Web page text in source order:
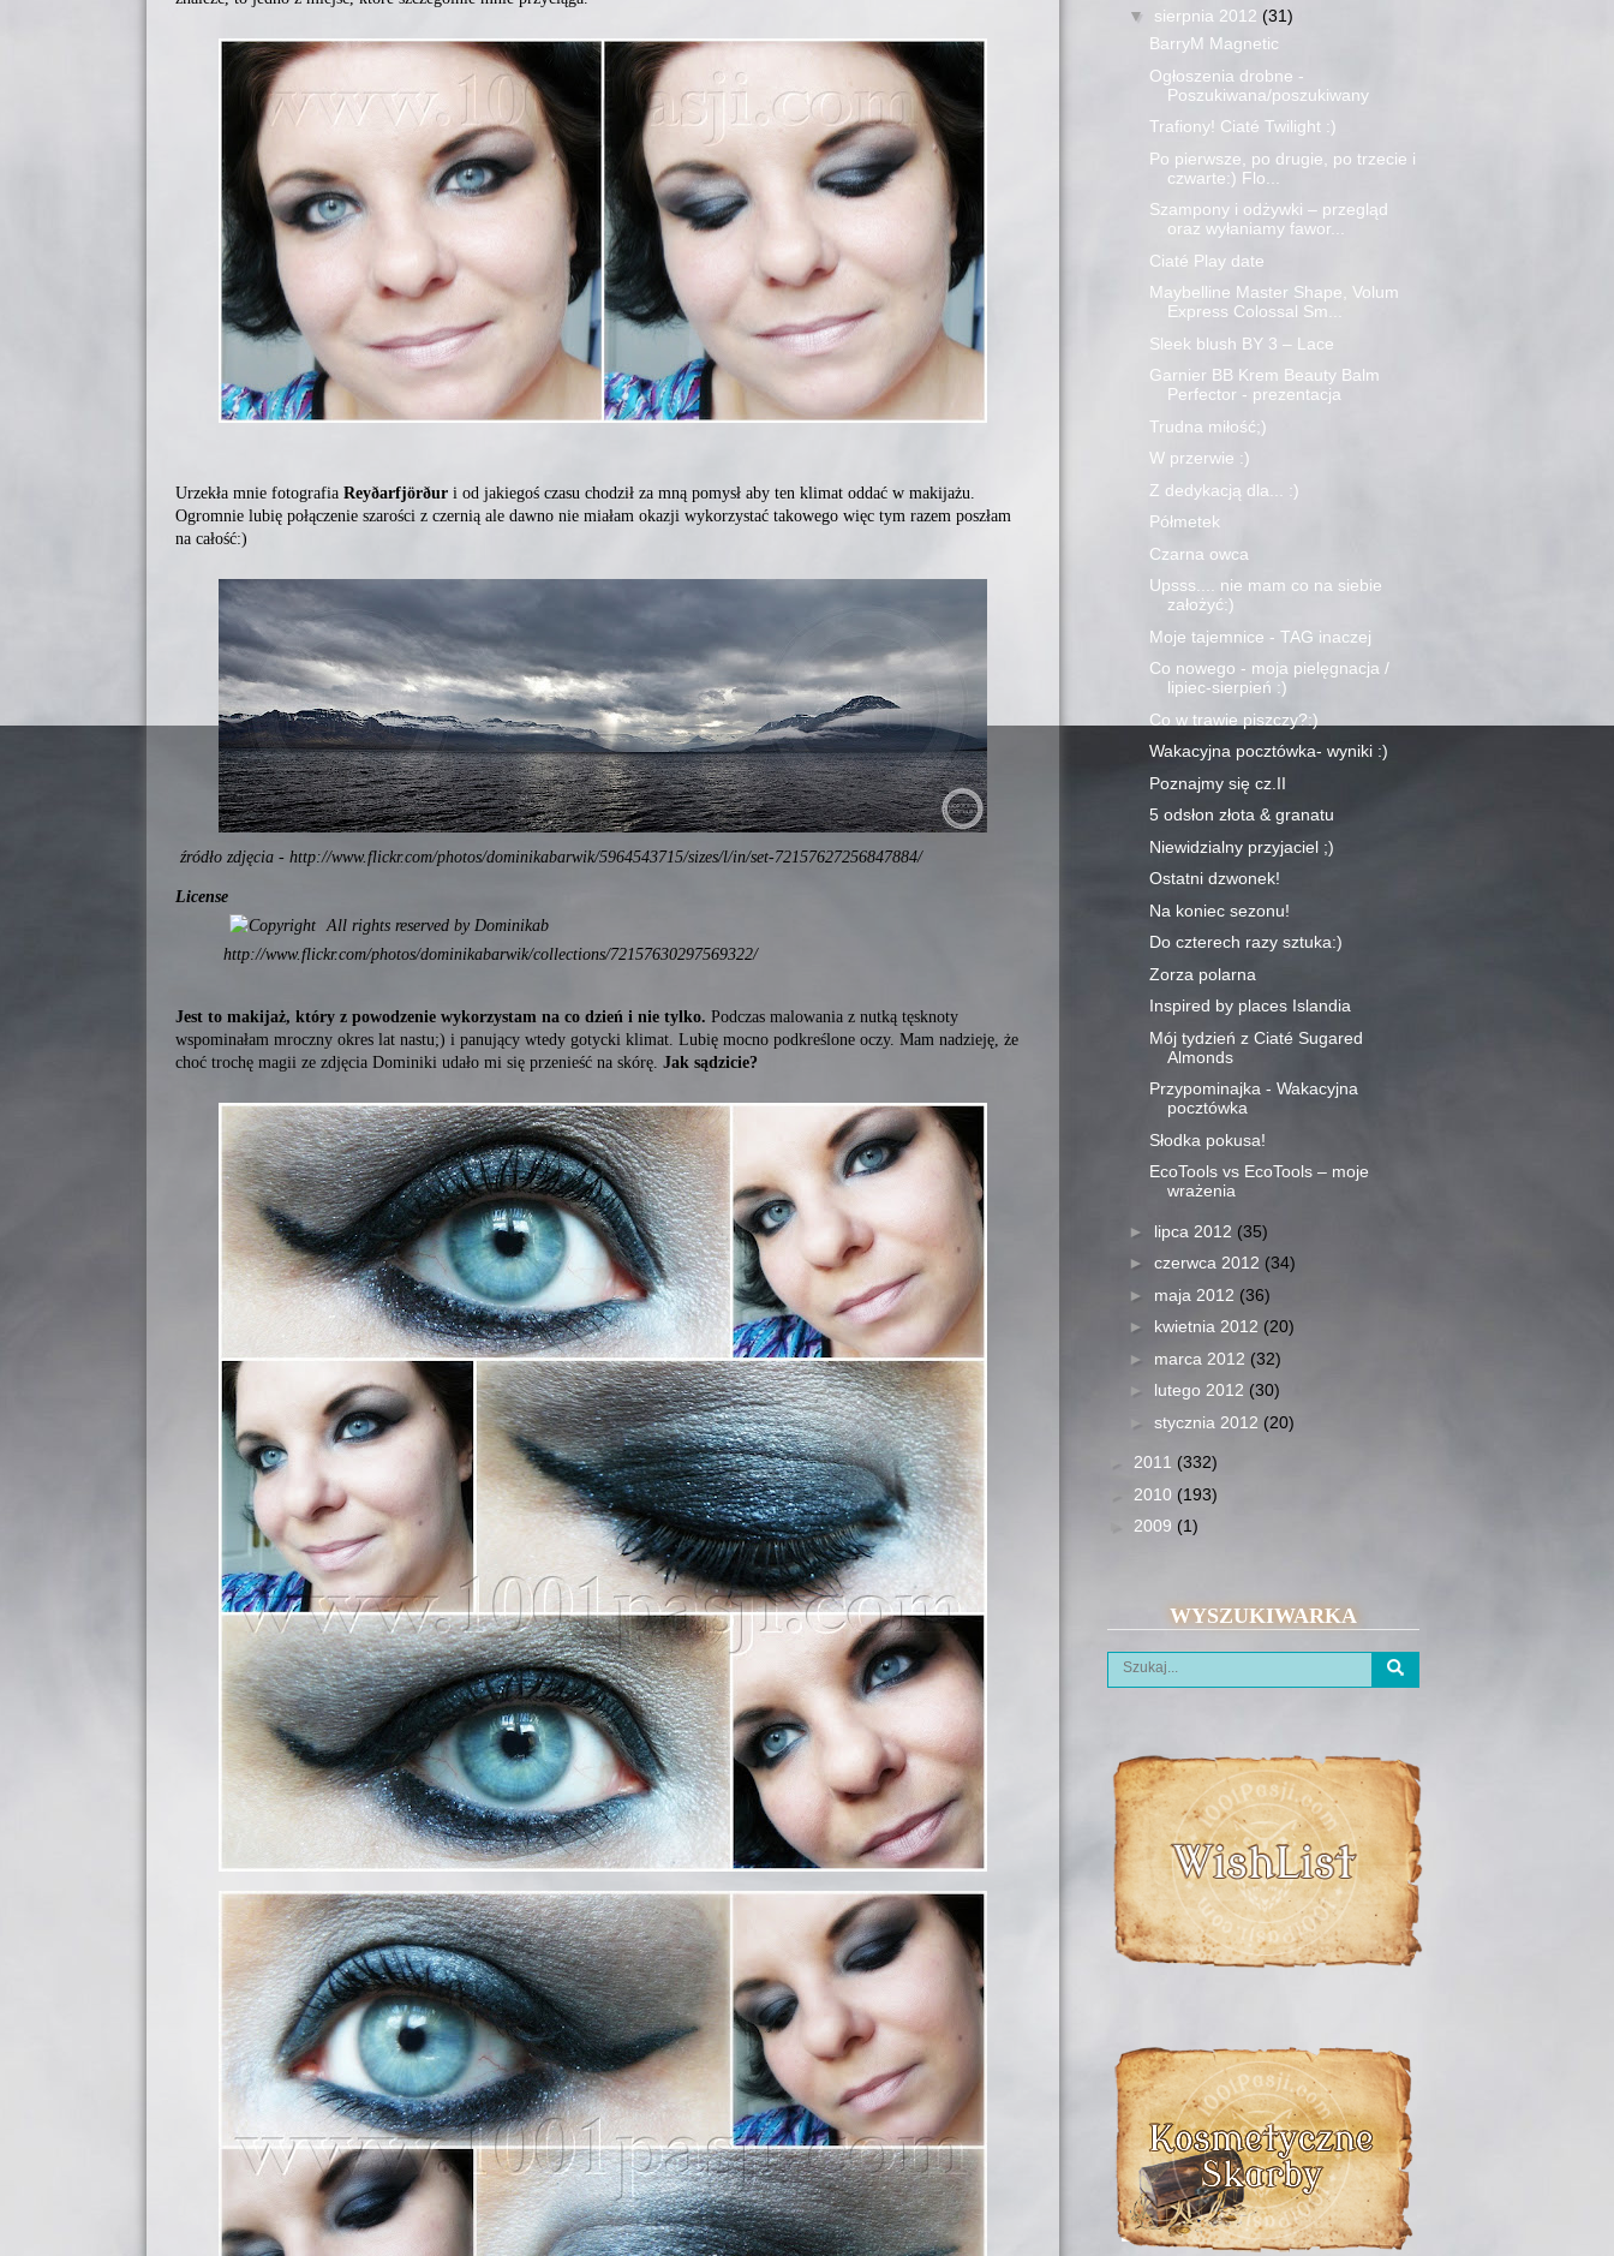
Urzekła mnie fotografia Reyðarfjörður i od jakiegoś czasu chodził za mną pomysł aby ten klimat oddać w makijażu.
Ogromnie lubię połączenie szarości z czernią ale dawno nie miałam okazji wykorzystać takowego więc tym razem poszłam
na całość:)
źródło zdjęcia - http://www.flickr.com/photos/dominikabarwik/5964543715/sizes/l/in/set-72157627256847884/
License
All rights reserved by Dominikab
http://www.flickr.com/photos/dominikabarwik/collections/72157630297569322/
Jest to makijaż, który z powodzenie wykorzystam na co dzień i nie tylko. Podczas malowania z nutką tęsknoty
wspominałam mroczny okres lat nastu;) i panujący wtedy gotycki klimat. Lubię mocno podkreślone oczy. Mam nadzieję, że
choć trochę magii ze zdjęcia Dominiki udało mi się przenieść na skórę. Jak sądzicie?
▼ sierpnia 2012 (31)
BarryM Magnetic
Ogłoszenia drobne -
Poszukiwana/poszukiwany
Trafiony! Ciaté Twilight :)
Po pierwsze, po drugie, po trzecie i
czwarte:) Flo...
Szampony i odżywki – przegląd
oraz wyłaniamy fawor...
Ciaté Play date
Maybelline Master Shape, Volum
Express Colossal Sm...
Sleek blush BY 3 – Lace
Garnier BB Krem Beauty Balm
Perfector - prezentacja
Trudna miłość;)
W przerwie :)
Z dedykacją dla... :)
Półmetek
Czarna owca
Upsss.... nie mam co na siebie
założyć:)
Moje tajemnice - TAG inaczej
Co nowego - moja pielęgnacja /
lipiec-sierpień :)
Co w trawie piszczy?:)
Wakacyjna pocztówka- wyniki :)
Poznajmy się cz.II
5 odsłon złota & granatu
Niewidzialny przyjaciel ;)
Ostatni dzwonek!
Na koniec sezonu!
Do czterech razy sztuka:)
Zorza polarna
Inspired by places Islandia
Mój tydzień z Ciaté Sugared
Almonds
Przypominajka - Wakacyjna
pocztówka
Słodka pokusa!
EcoTools vs EcoTools – moje
wrażenia
► lipca 2012 (35)
► czerwca 2012 (34)
► maja 2012 (36)
► kwietnia 2012 (20)
► marca 2012 (32)
► lutego 2012 (30)
► stycznia 2012 (20)
2011 (332)
2010 (193)
2009 (1)
WYSZUKIWARKA